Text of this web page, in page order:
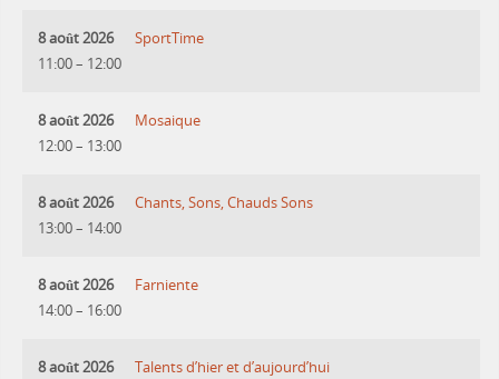
8 août 2026
11:00– 12:00
SportTime
8 août 2026
12:00– 13:00
Mosaique
8 août 2026
13:00– 14:00
Chants, Sons, Chauds Sons
8 août 2026
14:00– 16:00
Farniente
8 août 2026
Talents d’hier et d’aujourd’hui